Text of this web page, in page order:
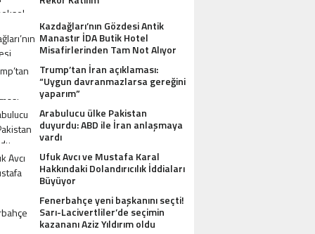
Kazdağları’nın Gözdesi Antik
Manastır İDA Butik Hotel
Misafirlerinden Tam Not Alıyor
Trump’tan İran açıklaması:
“Uygun davranmazlarsa gereğini
yaparım”
Arabulucu ülke Pakistan
duyurdu: ABD ile İran anlaşmaya
vardı
Ufuk Avcı ve Mustafa Karal
Hakkındaki Dolandırıcılık İddiaları
Büyüyor
Fenerbahçe yeni başkanını seçti!
Sarı-Lacivertliler’de seçimin
kazananı Aziz Yıldırım oldu